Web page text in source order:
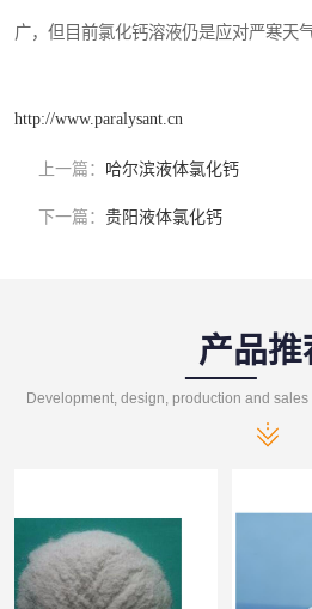
广，但目前氯化钙溶液仍是应对严寒天
http://www.paralysant.cn
上一篇： 哈尔滨液体氯化钙
下一篇： 贵阳液体氯化钙
产品推